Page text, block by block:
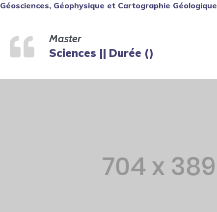
Géosciences, Géophysique et Cartographie Géologique
Master
Sciences || Durée ()